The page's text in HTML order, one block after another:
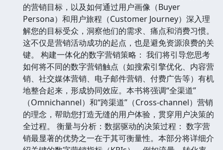
的营销目标，以及如何通过用户画像（Buyer
Persona）和用户旅程（Customer Journey）深入理
解您的目标受众，洞察他们的需求、痛点和消费习惯。
这不仅是营销活动成功的起点，也是避免资源浪费的关
键。 构建一体化的数字营销策略： 我们将引导您思考
如何将不同的数字营销触点（如搜索引擎优化、内容营
销、社交媒体营销、电子邮件营销、付费广告等）有机
地整合起来，形成协同效应。本书将强调“全渠道”
（Omnichannel）和“跨渠道”（Cross-channel）营销
的理念，帮助您打造无缝的用户体验，贯穿用户决策的
全过程。 衡量与分析：数据驱动的决策过程： 数字营
销最显著的优势之一在于其可衡量性。本部分将详细介